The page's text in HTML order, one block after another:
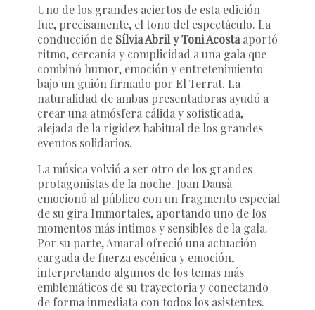
Uno de los grandes aciertos de esta edición
fue, precisamente, el tono del espectáculo. La
conducción de Sílvia Abril y Toni Acostaaportó
ritmo, cercanía y complicidad a una gala que
combinó humor, emoción y entretenimiento
bajo un guión firmado por El Terrat. La
naturalidad de ambas presentadoras ayudó a
crear una atmósfera cálida y sofisticada,
alejada de la rigidez habitual de los grandes
eventos solidarios.
La música volvió a ser otro de los grandes
protagonistas de la noche. Joan Dausà
emocionó al público con un fragmento especial
de su gira Immortales, aportando uno de los
momentos más íntimos y sensibles de la gala.
Por su parte, Amaral ofreció una actuación
cargada de fuerza escénica y emoción,
interpretando algunos de los temas más
emblemáticos de su trayectoria y conectando
de forma inmediata con todos los asistentes.